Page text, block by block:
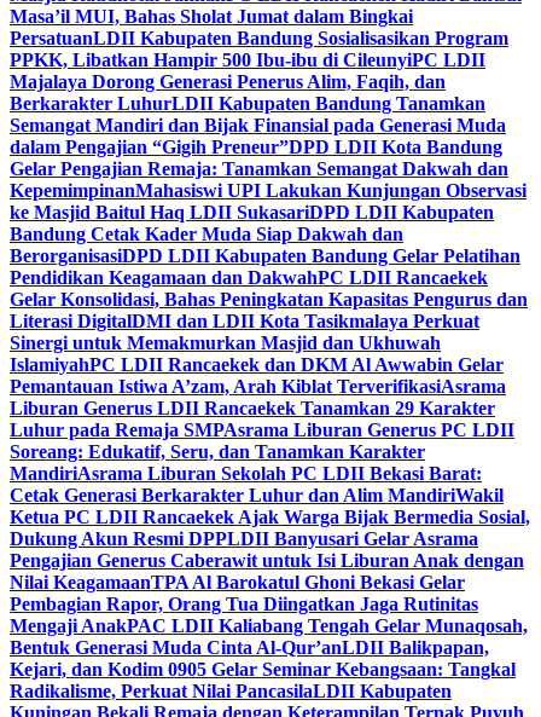
Masa’il MUI, Bahas Sholat Jumat dalam Bingkai
PersatuanLDII Kabupaten Bandung Sosialisasikan Program
PPKK, Libatkan Hampir 500 Ibu-ibu di CileunyiPC LDII
Majalaya Dorong Generasi Penerus Alim, Faqih, dan
Berkarakter LuhurLDII Kabupaten Bandung Tanamkan
Semangat Mandiri dan Bijak Finansial pada Generasi Muda
dalam Pengajian “Gigih Preneur”DPD LDII Kota Bandung
Gelar Pengajian Remaja: Tanamkan Semangat Dakwah dan
KepemimpinanMahasiswi UPI Lakukan Kunjungan Observasi
ke Masjid Baitul Haq LDII SukasariDPD LDII Kabupaten
Bandung Cetak Kader Muda Siap Dakwah dan
BerorganisasiDPD LDII Kabupaten Bandung Gelar Pelatihan
Pendidikan Keagamaan dan DakwahPC LDII Rancaekek
Gelar Konsolidasi, Bahas Peningkatan Kapasitas Pengurus dan
Literasi DigitalDMI dan LDII Kota Tasikmalaya Perkuat
Sinergi untuk Memakmurkan Masjid dan Ukhuwah
IslamiyahPC LDII Rancaekek dan DKM Al Awwabin Gelar
Pemantauan Istiwa A’zam, Arah Kiblat TerverifikasiAsrama
Liburan Generus LDII Rancaekek Tanamkan 29 Karakter
Luhur pada Remaja SMPAsrama Liburan Generus PC LDII
Soreang: Edukatif, Seru, dan Tanamkan Karakter
MandiriAsrama Liburan Sekolah PC LDII Bekasi Barat:
Cetak Generasi Berkarakter Luhur dan Alim MandiriWakil
Ketua PC LDII Rancaekek Ajak Warga Bijak Bermedia Sosial,
Dukung Akun Resmi DPPLDII Banyusari Gelar Asrama
Pengajian Generus Caberawit untuk Isi Liburan Anak dengan
Nilai KeagamaanTPA Al Barokatul Ghoni Bekasi Gelar
Pembagian Rapor, Orang Tua Diingatkan Jaga Rutinitas
Mengaji AnakPAC LDII Kaliabang Tengah Gelar Munaqosah,
Bentuk Generasi Muda Cinta Al-Qur’anLDII Balikpapan,
Kejari, dan Kodim 0905 Gelar Seminar Kebangsaan: Tangkal
Radikalisme, Perkuat Nilai PancasilaLDII Kabupaten